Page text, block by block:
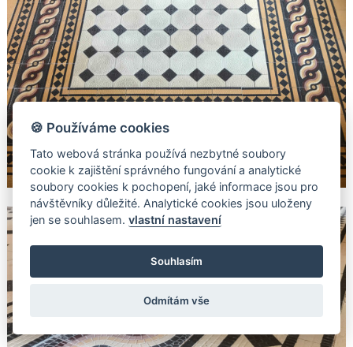
🍪 Používáme cookies
Tato webová stránka používá nezbytné soubory
cookie k zajištění správného fungování a analytické
soubory cookies k pochopení, jaké informace jsou pro
návštěvníky důležité. Analytické cookies jsou uloženy
jen se souhlasem.vlastní nastavení
Souhlasím
Odmítám vše